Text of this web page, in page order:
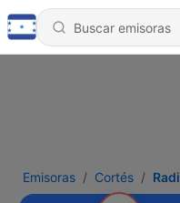
Emisoras Cortés